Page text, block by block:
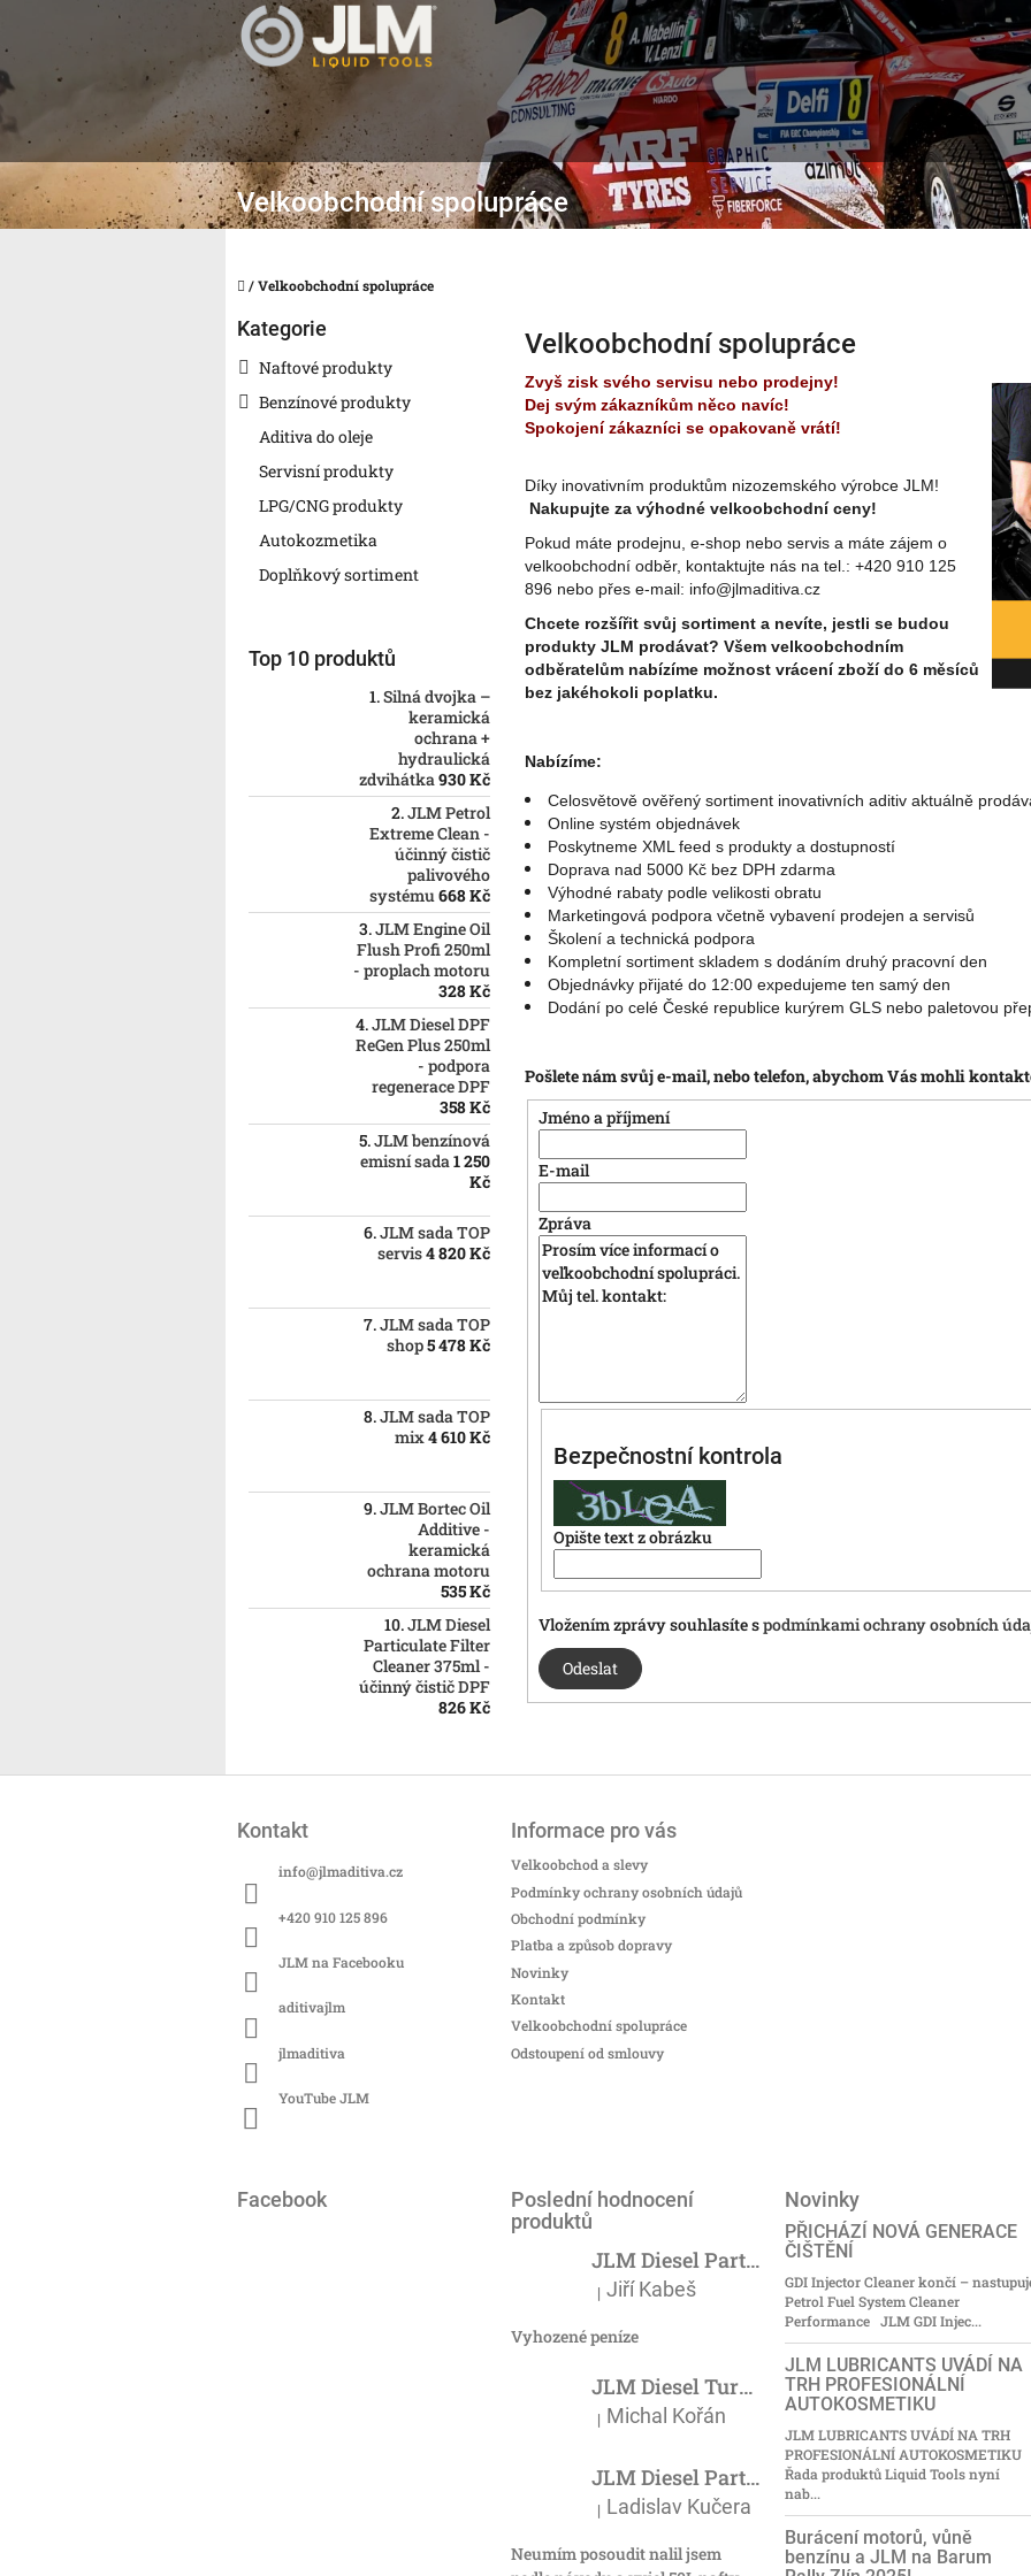
obsah
Velkoobchodní spolupráce
Domů
/Velkoobchodní spolupráce
Přeskočit
Kategorie
Naftové produkty
Benzínové produkty
Aditiva do oleje
Servisní produkty
LPG/CNG produkty
Autokozmetika
Doplňkový sortiment
Top 10 produktů
Silná dvojka –
keramická
ochrana +
hydraulická
zdvihátka930 Kč
JLM Petrol
Extreme Clean -
účinný čistič
palivového
systému668 Kč
JLM Engine Oil
Flush Profi 250ml
- proplach motoru
328 Kč
JLM Diesel DPF
ReGen Plus 250ml
- podpora
regenerace DPF
358 Kč
JLM benzínová
emisní sada1 250
Kč
JLM sada TOP
servis4 820 Kč
JLM sada TOP
shop5 478 Kč
JLM sada TOP
mix4 610 Kč
JLM Bortec Oil
Additive -
keramická
ochrana motoru
535 Kč
JLM Diesel
Particulate Filter
Cleaner 375ml -
účinný čistič DPF
826 Kč
Velkoobchodní spolupráce
Zvyš zisk svého servisu nebo prodejny!
Dej svým zákazníkům něco navíc!
Spokojení zákazníci se opakovaně vrátí!
Díky inovativním produktům nizozemského výrobce JLM!
Nakupujte za výhodné velkoobchodní ceny!
Pokud máte prodejnu, e-shop nebo servis a máte zájem o
velkoobchodní odběr, kontaktujte nás na tel.: +420 910 125
896 nebo přes e-mail: info@jlmaditiva.cz
Chcete rozšířit svůj sortiment a nevíte, jestli se budou
produkty JLM prodávat? Všem velkoobchodním
odběratelům nabízíme možnost vrácení zboží do 6 měsíců
bez jakéhokoli poplatku.
Nabízíme:
Celosvětově ověřený sortiment inovativních aditiv aktuálně
Online systém objednávek
Poskytneme XML feed s produkty a dostupností
Doprava nad 5000 Kč bez DPH zdarma
Výhodné rabaty podle velikosti obratu
Marketingová podpora včetně vybavení prodejen a servisů
Školení a technická podpora
Kompletní sortiment skladem s dodáním druhý pracovní den
Objednávky přijaté do 12:00 expedujeme ten samý den
Dodání po celé České republice kurýrem GLS nebo paletovou
Pošlete nám svůj e-mail, nebo telefon, abychom Vás mohli
Jméno a příjmení
E-mail
Zpráva
Bezpečnostní kontrola
Opište text z obrázku
Vložením zprávy souhlasíte spodmínkami ochrany osobních
Odeslat
Kontakt
info@jlmaditiva.cz
+420 910 125 896
JLM na Facebooku
aditivajlm
jlmaditiva
YouTube JLM
Informace pro vás
Velkoobchod a slevy
Podmínky ochrany osobních údajů
Obchodní podmínky
Platba a způsob dopravy
Novinky
Kontakt
Velkoobchodní spolupráce
Odstoupení od smlouvy
Facebook
Poslední hodnocení
produktů
JLM Diesel Particulate Filter Cleaner 375ml - účinný čistič DPF
Hodnocení produktu je 5 z 5 hvězdiček.
| Jiří Kabeš
Vyhozené peníze
JLM Diesel Turbo Cleaner 500ml - čistič turba
Hodnocení produktu je 5 z 5 hvězdiček.
| Michal Kořán
JLM Diesel Particulate Filter Cleaner 375ml - účinný čistič DPF
Hodnocení produktu je 3 z 5 hvězdiček.
| Ladislav Kučera
Neumím posoudit nalil jsem
Novinky
PŘICHÁZÍ NOVÁ GENERACE
ČIŠTĚNÍ
GDI Injector Cleaner končí –
Petrol Fuel System Cleaner
Performance JLM GDI Injec...
JLM LUBRICANTS UVÁDÍ NA
TRH PROFESIONÁLNÍ
AUTOKOSMETIKU
JLM LUBRICANTS UVÁDÍ NA TRH
PROFESIONÁLNÍ AUTOKOSMETIKU
Řada produktů Liquid Tools nyní
nab...
Burácení motorů, vůně
benzínu a JLM na Barum